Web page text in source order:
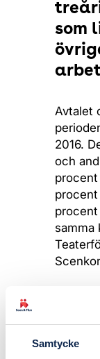
Samtycke
som
Avtalet
2016.
och
procent
procent
samma
oerhört
att